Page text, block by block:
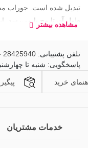
تبدیل شده‌ است. جوراب
طول آن تا مچ پا می‌رسد.
است؛ جوراب مچی
در بسیاری از کفش‌ها
قوزکی است و مچ پا را
مشاهده بیشتر
تلفن پشتیبانی: 28425940 - 021
پاسخگویی: شنبه تا چهارشنبه 9 تا 17:30، پنجشنبه 9 تا
خرید
خدمات مشتریان